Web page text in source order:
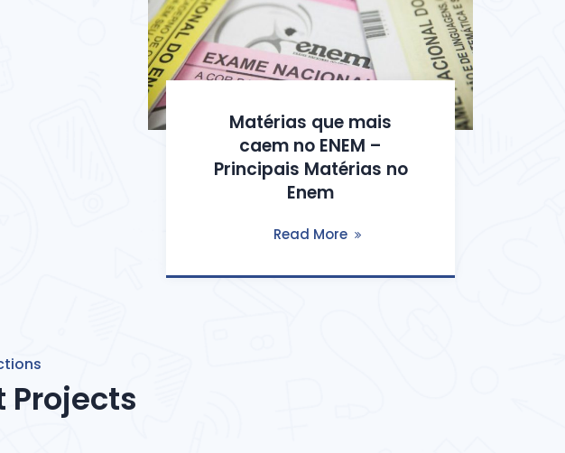
Matérias que mais
caem no ENEM –
Principais Matérias no
Enem
Read More
Projects